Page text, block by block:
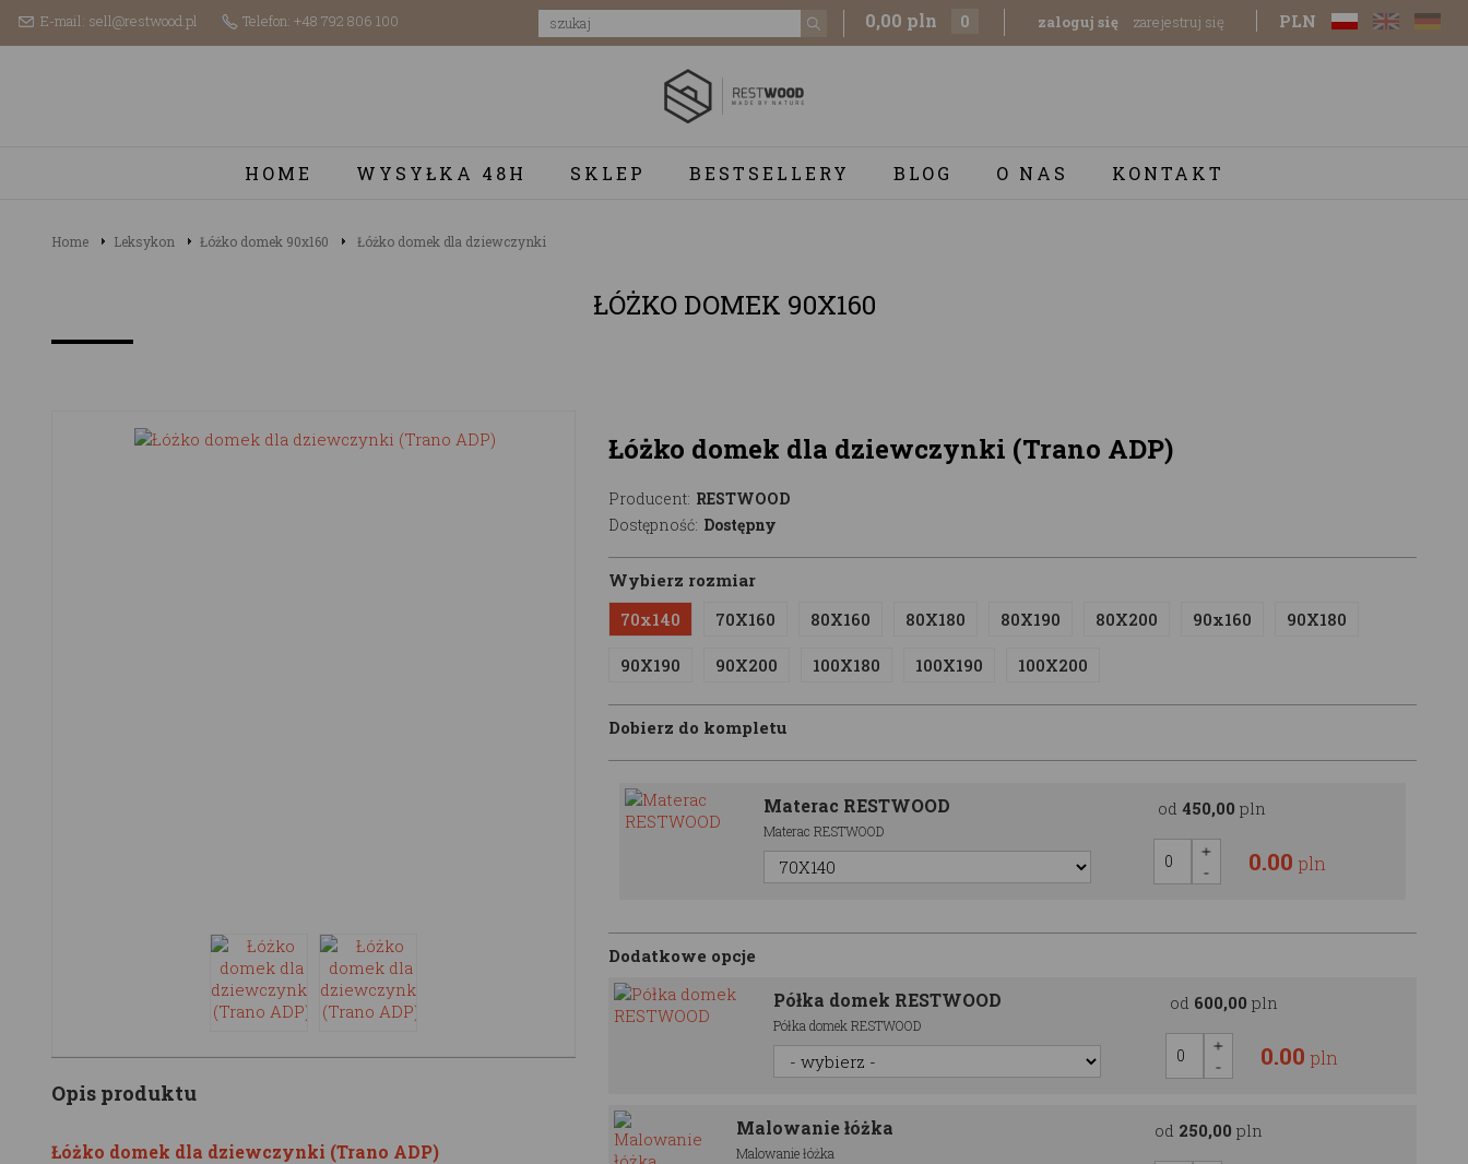
E-mail: sell@restwood.pl Telefon: +48 792 806 100 0,00 pln 0 zaloguj się zarejestruj się PLN
HOME WYSYŁKA 48H SKLEP BESTSELLERY BLOG O NAS KONTAKT
Home Leksykon Łóżko domek 90x160 Łóżko domek dla dziewczynki
ŁÓŻKO DOMEK 90X160
Opis produktu
Łóżko domek dla dziewczynki (Trano ADP)
Łóżko domek dla dziewczynki (Trano ADP)
Producent: RESTWOOD
Dostępność: Dostępny
Wybierz rozmiar
70x140
70X160 80X160 80X180 80X190 80X200 90x160 90X180
90X190 90X200 100X180 100X190 100X200
Dobierz do kompletu
Materac RESTWOOD
Materac RESTWOOD
od450,00 pln
0.00 pln
Dodatkowe opcje
Półka domek RESTWOOD
Półka domek RESTWOOD
od 600,00 pln
0.00 pln
Malowanie łóżka
Malowanie łóżka
od 250,00 pln